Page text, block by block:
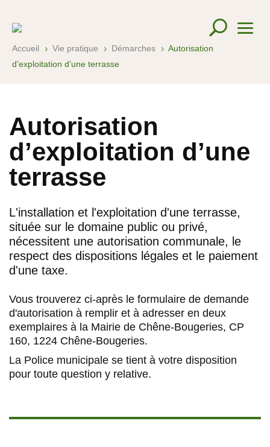
Accueil 5 Vie pratique 5 Démarches 5 Autorisation
d’exploitation d’une terrasse
Autorisation
d’exploitation d’une
terrasse
L'installation et l'exploitation d'une terrasse,
située sur le domaine public ou privé,
nécessitent une autorisation communale, le
respect des dispositions légales et le paiement
d'une taxe.
Vous trouverez ci-après le formulaire de demande
d'autorisation à remplir et à adresser en deux
exemplaires à la Mairie de Chêne-Bougeries, CP
160, 1224 Chêne-Bougeries.
La Police municipale se tient à votre disposition
pour toute question y relative.